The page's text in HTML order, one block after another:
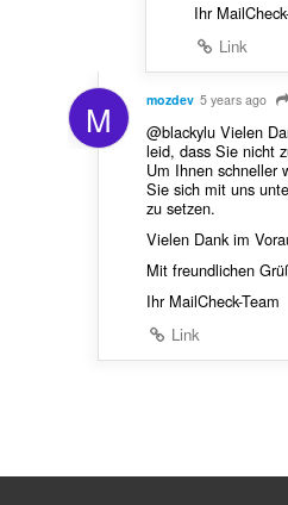
Ihr
Link
M mozdev 5 years ago
@blackylu Vielen
leid, dass Sie nicht
Um Ihnen schneller
Sie sich mit uns
zu setzen.
Vielen Dank im
Mit freundlichen
Ihr MailCheck-Team
Link